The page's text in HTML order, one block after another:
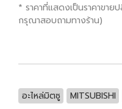
* ราคาที่แสดงเป็นราคาขาย
กรุณาสอบถามทางร้าน)
อะไหล่มิตซู MITSUBISHI